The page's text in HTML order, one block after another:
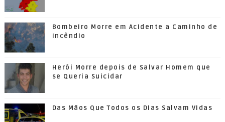
Bombeiro Morre em Acidente a Caminho de
Incêndio
Herói Morre depois de Salvar Homem que
se Queria Suicidar
Das Mãos Que Todos os Dias Salvam Vidas